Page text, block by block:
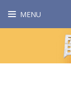
MENU